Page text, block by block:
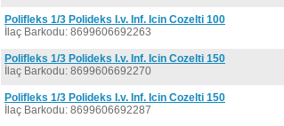
Polifleks 1/3 Polideks I.v. Inf. Icin Cozelti 100
İlaç Barkodu: 8699606692263
Polifleks 1/3 Polideks I.v. Inf. Icin Cozelti 150
İlaç Barkodu: 8699606692270
Polifleks 1/3 Polideks I.v. Inf. Icin Cozelti 150
İlaç Barkodu: 8699606692287